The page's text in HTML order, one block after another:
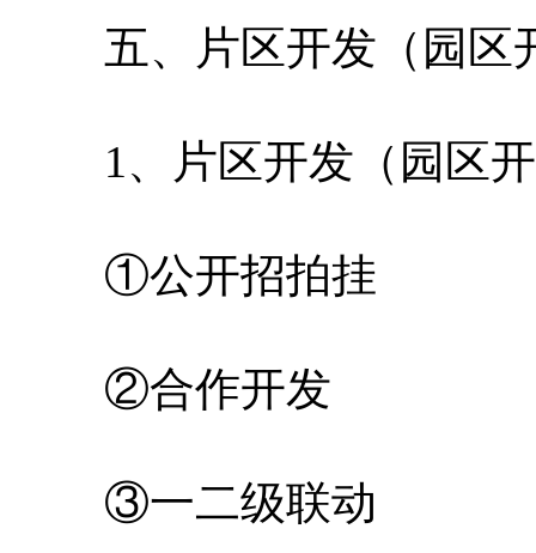
五、片区开发（园区
1、片区开发（园区开
①公开招拍挂
②合作开发
③一二级联动